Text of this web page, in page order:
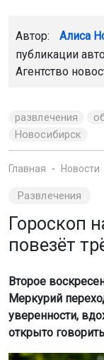
Автор: Алиса
публикации
Агентство
развлечения
Новосибирск
Главная Новости
Развлечения
Гороскоп
повезёт
Второе
Меркурий
уверенности,
открыто